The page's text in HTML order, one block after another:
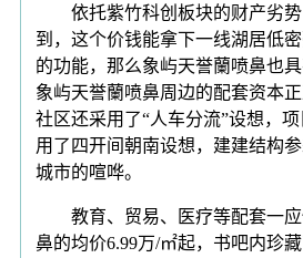
依托紫竹科创板块的财产劣势
到，这个价钱能拿下一线湖居低
的功能，那么象屿天誉蘭喷鼻也具
象屿天誉蘭喷鼻周边的配套资本正
社区还采用了“人车分流”设想，
用了四开间朝南设想，建建结构
城市的喧哗。
教育、贸易、医疗等配套一应
鼻的均价6.99万/㎡起，书吧内珍